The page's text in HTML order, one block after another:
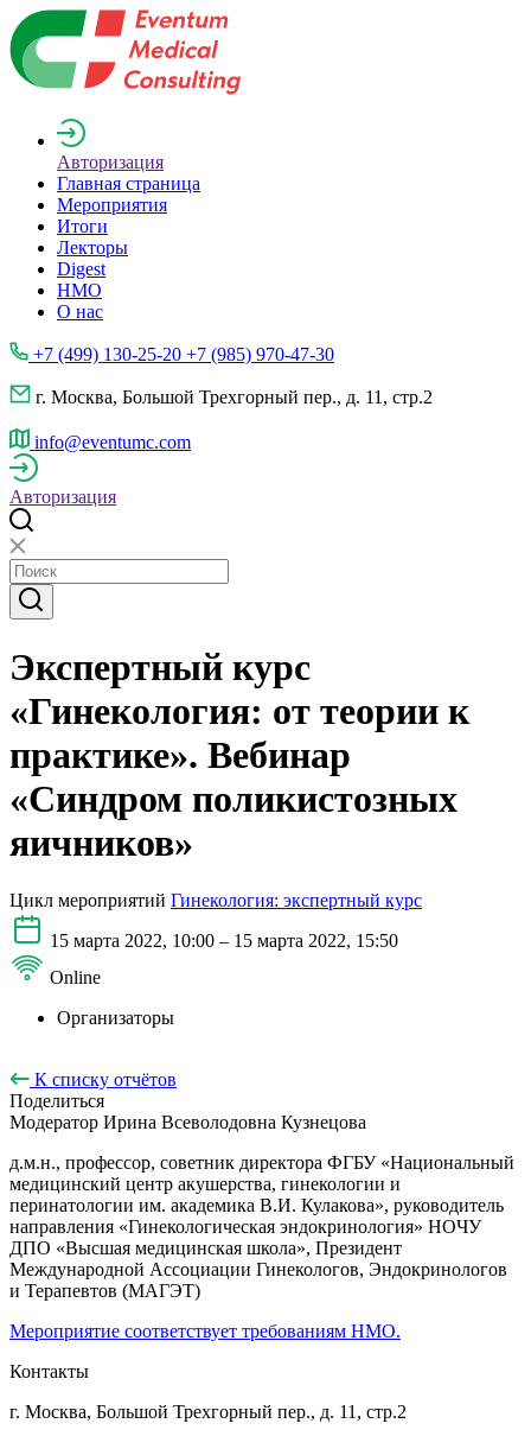
Авторизация
Главная страница
Мероприятия
Итоги
Лекторы
Digest
НМО
О нас
+7 (499) 130-25-20 +7 (985) 970-47-30
г. Москва, Большой Трехгорный пер., д. 11, стр.2
info@eventumc.com
Авторизация
Экспертный курс
«Гинекология: от теории к
практике». Вебинар
«Синдром поликистозных
яичников»
Цикл мероприятий Гинекология: экспертный курс
15 марта 2022, 10:00 – 15 марта 2022, 15:50
Online
Организаторы
К списку отчётов
Поделиться
Модератор Ирина Всеволодовна Кузнецова
д.м.н., профессор, советник директора ФГБУ «Национальный
медицинский центр акушерства, гинекологии и
перинатологии им. академика В.И. Кулакова», руководитель
направления «Гинекологическая эндокринология» НОЧУ
ДПО «Высшая медицинская школа», Президент
Международной Ассоциации Гинекологов, Эндокринологов
и Терапевтов (МАГЭТ)
Мероприятие соответствует требованиям НМО.
Контакты
г. Москва, Большой Трехгорный пер., д. 11, стр.2